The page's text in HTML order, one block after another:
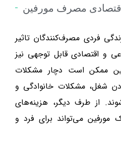
مصرف مورفین
فردی مصرف‌کنندگان تاثیر
و اقتصادی قابل توجهی نیز
ممکن است دچار مشکلات
شغل، مشکلات خانوادگی و
از طرف دیگر، هزینه‌های
مورفین می‌تواند برای فرد و